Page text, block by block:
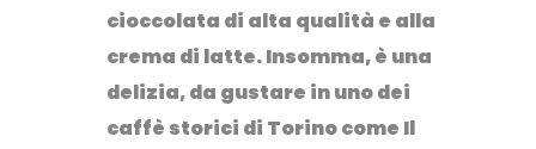
cioccolata di alta qualità e alla
crema di latte. Insomma, è una
delizia, da gustare in uno dei
caffè storici di Torino come Il